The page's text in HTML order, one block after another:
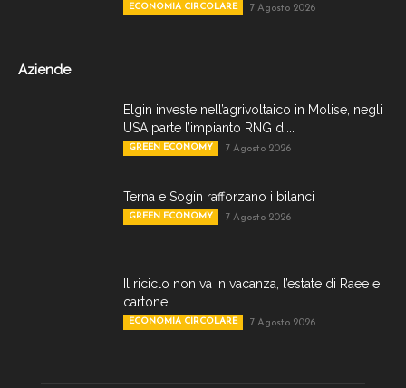
ECONOMIA CIRCOLARE 7 Agosto 2026
Aziende
Elgin investe nell’agrivoltaico in Molise, negli
USA parte l’impianto RNG di...
GREEN ECONOMY 7 Agosto 2026
Terna e Sogin rafforzano i bilanci
GREEN ECONOMY 7 Agosto 2026
Il riciclo non va in vacanza, l’estate di Raee e
cartone
ECONOMIA CIRCOLARE 7 Agosto 2026